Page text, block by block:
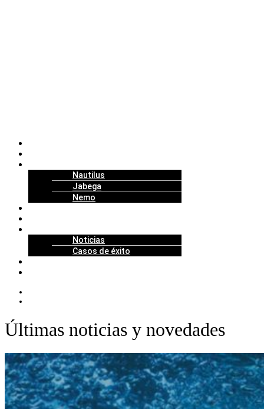
Nautilus
Jabega
Nemo
Noticias
Casos de éxito
Últimas noticias y novedades